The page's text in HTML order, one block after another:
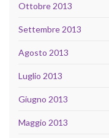
Ottobre 2013
Settembre 2013
Agosto 2013
Luglio 2013
Giugno 2013
Maggio 2013